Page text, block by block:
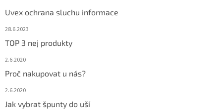
Uvex ochrana sluchu informace
28.6.2023
TOP 3 nej produkty
2.6.2020
Proč nakupovat u nás?
2.6.2020
Jak vybrat špunty do uší